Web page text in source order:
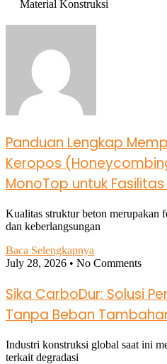
Material Konstruksi
Panduan Lengkap
Keropos
MonoTop untuk
Kualitas struktur beton merupakan
dan keberlangsungan
Baca Selengkapnya
July 28, 2026
No Comments
Sika CarboDur: Solusi
Tanpa Beban
Industri konstruksi global saat ini
terkait degradasi